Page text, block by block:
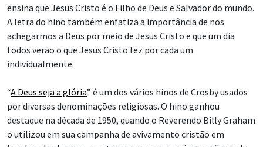
ensina que Jesus Cristo é o Filho de Deus e Salvador do mundo.
A letra do hino também enfatiza a importância de nos
achegarmos a Deus por meio de Jesus Cristo e que um dia
todos verão o que Jesus Cristo fez por cada um
individualmente.
“A Deus seja a glória” é um dos vários hinos de Crosby usados
por diversas denominações religiosas. O hino ganhou
destaque na década de 1950, quando o Reverendo Billy Graham
o utilizou em sua campanha de avivamento cristão em